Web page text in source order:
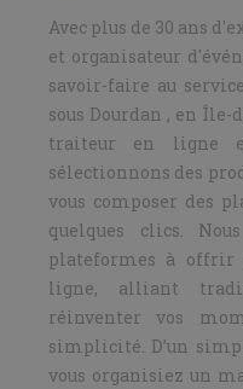
Avec plus de 30 ans
et organisateur
savoir-faire au
sous Dourdan , en Île-
traiteur en ligne
sélectionnons des
vous composer des
quelques clics.
plateformes à offrir
ligne, alliant
réinventer vos
simplicité. D’un
vous organisiez un